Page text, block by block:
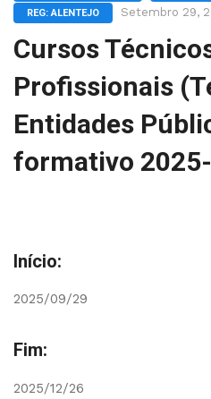
REG: ALENTEJO
Setembro 29,
Cursos
Profissionais
Entidades
formativo
Início:
2025/09/29
Fim:
2025/12/26